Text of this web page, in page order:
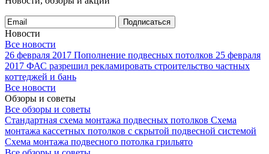
Подписаться
Новости
Все новости
26 февраля 2017 Пополнение подвесных потолков 25 февраля
2017 ФАС разрешил рекламировать строительство частных
коттеджей и бань
Все новости
Обзоры и советы
Все обзоры и советы
Стандартная схема монтажа подвесных потолков Схема
монтажа кассетных потолков с скрытой подвесной системой
Схема монтажа подвесного потолка грильято